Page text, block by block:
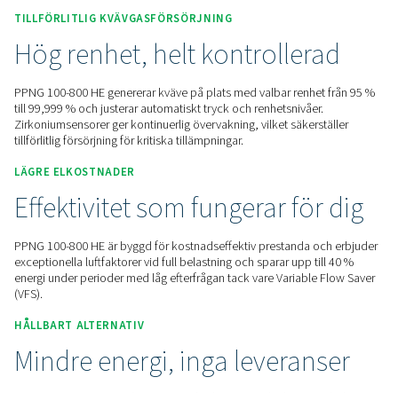
Kontakta oss för en offert!
Hem On-Site Gasgenerering
TILLFÖRLITLIG KVÄVGASFÖRSÖRJNING
Hög renhet, helt
PPNG 100-800 HE genererar kväve på plats med valbar
till 99,999 % och justerar automatiskt tryck och
Zirkoniumsensorer ger kontinuerlig övervakning, vilket
tillförlitlig försörjning för kritiska tillämpningar.